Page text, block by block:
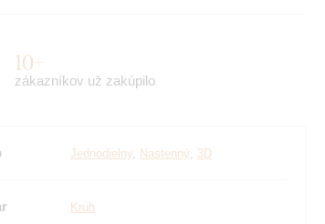
10+
zákazníkov už zakúpilo
Jednodielny, Nastenný, 3D
Kruh